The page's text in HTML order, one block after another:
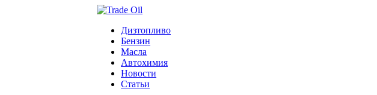
Дизтопливо
Бензин
Масла
Автохимия
Новости
Статьи